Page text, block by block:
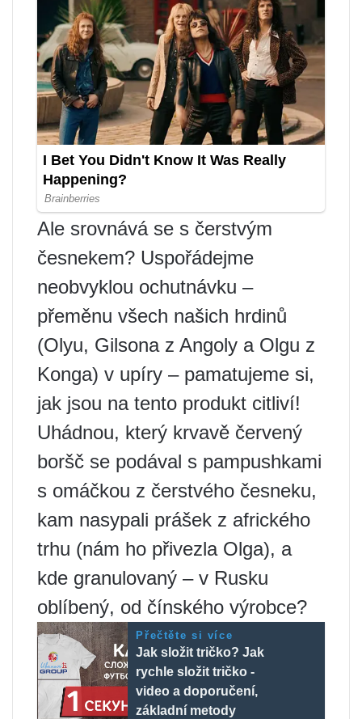
Ale srovnává se s čerstvým
česnekem? Uspořádejme
neobvyklou ochutnávku –
přeměnu všech našich hrdinů
(Olyu, Gilsona z Angoly a Olgu z
Konga) v upíry – pamatujeme si,
jak jsou na tento produkt citliví!
Uhádnou, který krvavě červený
boršč se podával s pampushkami
s omáčkou z čerstvého česneku,
kam nasypali prášek z afrického
trhu (nám ho přivezla Olga), a
kde granulovaný – v Rusku
oblíbený, od čínského výrobce?
Přečtěte si více
Jak složit tričko? Jak
rychle složit tričko -
video a doporučení,
základní metody